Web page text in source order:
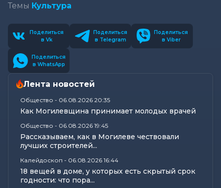
Темы Культура
Поделиться
в Vk
Поделиться
в Telegram
Поделиться
в Viber
Поделиться
в WhatsApp
Лента новостей
Общество - 06.08.2026 20:35
Как Могилевщина принимает молодых врачей
Общество - 06.08.2026 19:45
Рассказываем, как в Могилеве чествовали
лучших строителей...
Калейдоскоп - 06.08.2026 16:44
18 вещей в доме, у которых есть скрытый срок
годности: что пора...